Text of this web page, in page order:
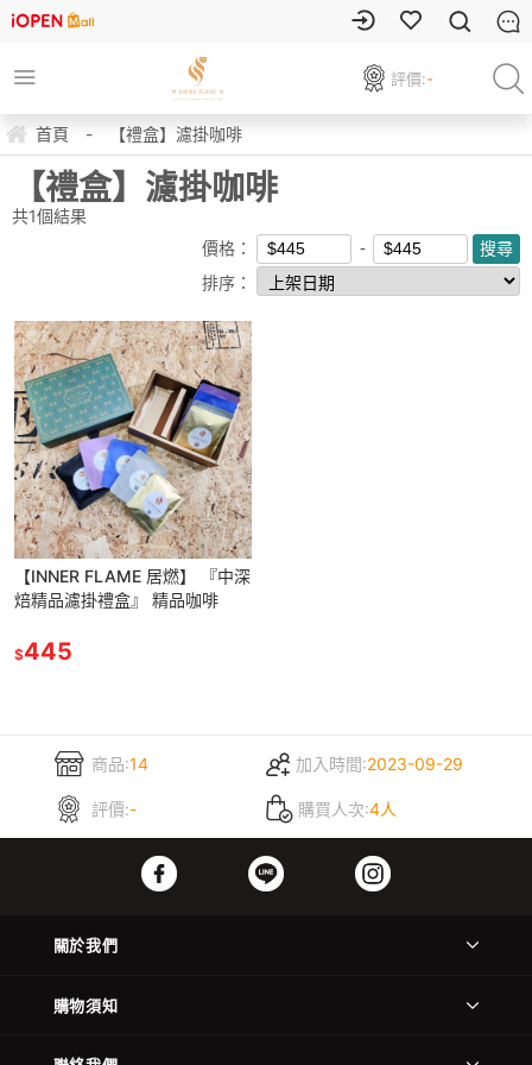
評價:-
首頁 - 【禮盒】濾掛咖啡
【禮盒】濾掛咖啡
共1個結果
價格：
排序：
【INNER FLAME 居燃】 『中深
焙精品濾掛禮盒』 精品咖啡
$445
商品:14 加入時間:2023-09-29
評價:- 購買人次:4人
關於我們
購物須知